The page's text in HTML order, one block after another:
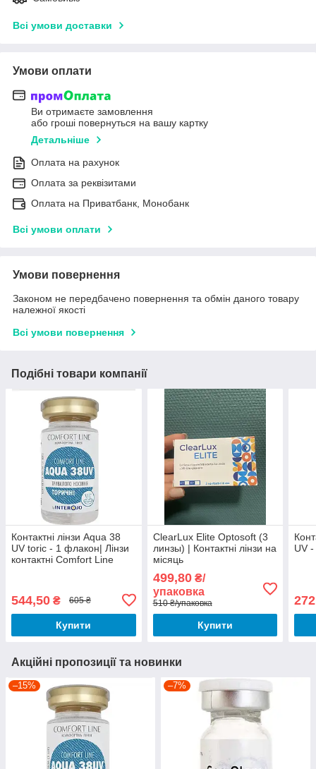
Всі умови доставки
Умови оплати
Ви отримаєте замовлення
або гроші повернуться на вашу картку
Детальніше
Оплата на рахунок
Оплата за реквізитами
Оплата на Приватбанк, Монобанк
Всі умови оплати
Умови повернення
Законом не передбачено повернення та обмін даного товару
належної якості
Всі умови повернення
Подібні товари компанії
Контактні лінзи Aqua 38
UV toric - 1 флакон| Лінзи
контактні Comfort Line
544,50 ₴ 605 ₴
Купити
ClearLux Elite Optosoft (3
линзы) | Контактні лінзи на
місяць
499,80₴/
упаковка
510 ₴/упаковка
Купити
UV
272
Акційні пропозиції та новинки
–15% –7%